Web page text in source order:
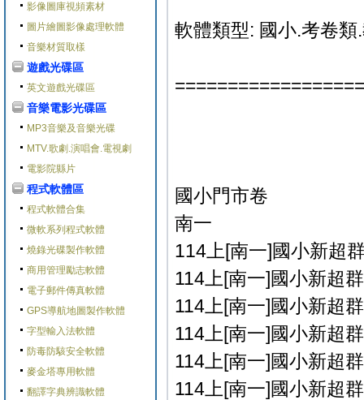
影像圖庫視頻素材
圖片繪圖影像處理軟體
音樂材質取樣
遊戲光碟區
英文遊戲光碟區
音樂電影光碟區
MP3音樂及音樂光碟
MTV.歌劇.演唱會.電視劇
電影院縣片
程式軟體區
程式軟體合集
微軟系列程式軟體
燒錄光碟製作軟體
商用管理勵志軟體
電子郵件傳真軟體
GPS導航地圖製作軟體
字型輸入法軟體
防毒防駭安全軟體
麥金塔專用軟體
翻譯字典辨識軟體
軟體類型: 國小.考卷類
國小門市卷
南一
114上[南一]國小新超
114上[南一]國小新超
114上[南一]國小新超
114上[南一]國小新超
114上[南一]國小新超
114上[南一]國小新超